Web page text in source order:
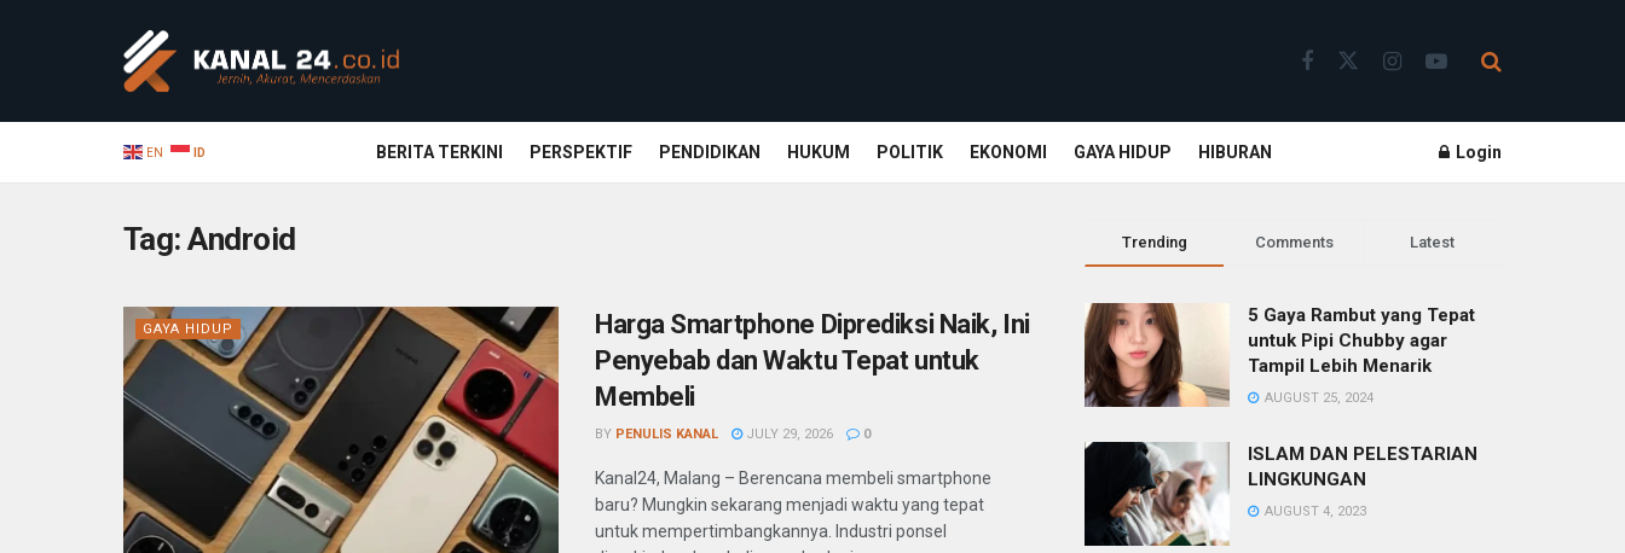
EN ID BERITA TERKINI PERSPEKTIF PENDIDIKAN HUKUM POLITIK EKONOMI GAYA HIDUP HIBURAN Login
Tag:Android
GAYA HIDUP
Harga Smartphone Diprediksi Naik, Ini
Penyebab dan Waktu Tepat untuk
Membeli
BY PENULIS KANAL JULY 29, 2026 0
Kanal24, Malang – Berencana membeli smartphone
baru? Mungkin sekarang menjadi waktu yang tepat
untuk mempertimbangkannya. Industri ponsel
Trending Comments Latest
5 Gaya Rambut yang Tepat
untuk Pipi Chubby agar
Tampil Lebih Menarik
AUGUST 25, 2024
ISLAM DAN PELESTARIAN
LINGKUNGAN
AUGUST 4, 2023